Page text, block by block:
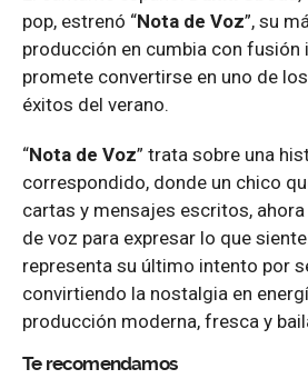
pop, estrenó “Nota de Voz”, su
producción en cumbia con fusión
promete convertirse en uno de
éxitos del verano.
“Nota de Voz” trata sobre una
correspondido, donde un chico
cartas y mensajes escritos,
de voz para expresar lo que
representa su último intento por
convirtiendo la nostalgia en
producción moderna, fresca y
Te recomendamos